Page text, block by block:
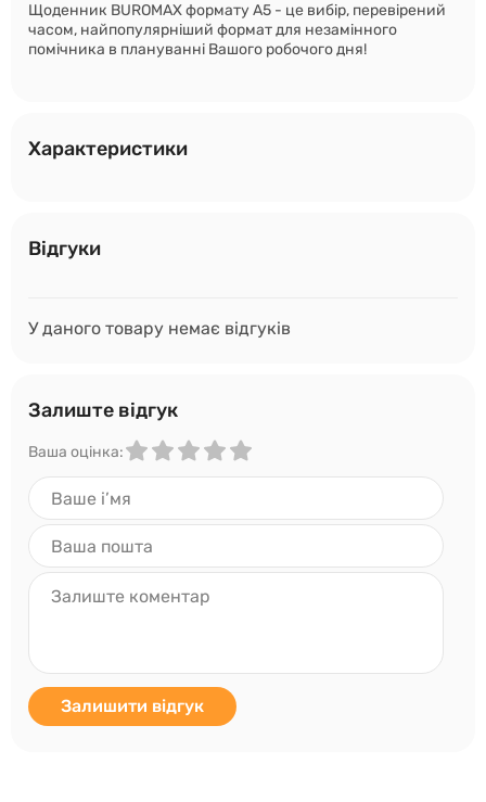
Щоденник BUROMAX формату А5 - це вибір, перевірений
часом, найпопулярніший формат для незамінного
помічника в плануванні Вашого робочого дня!
Характеристики
Відгуки
У даного товару немає відгуків
Залиште відгук
Ваша оцінка:
Залишити відгук